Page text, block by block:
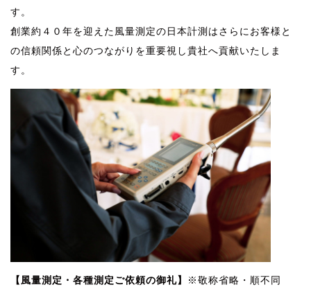
す。
創業約４０年を迎えた風量測定の日本計測 はさらにお客様と
の信頼関係と心のつながりを重要視し貴社へ貢献いたしま
す。
【風量測定 ・各種測定ご依頼の御礼】
※敬称省略・順不同